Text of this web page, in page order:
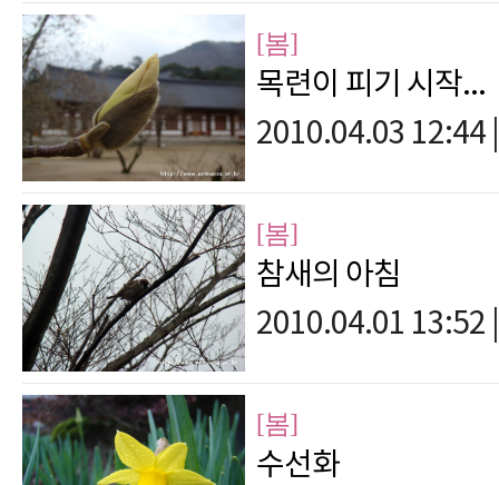
[봄]
목련이 피기 시작...
2010.04.03 12:44
[봄]
참새의 아침
2010.04.01 13:52
[봄]
수선화